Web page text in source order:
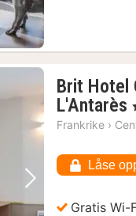
Neste bilde
Brit Hotel
L'Antarès ,
Frankrike ›
Låse
Gratis Wi-